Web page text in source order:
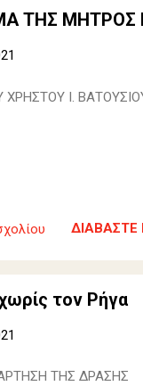
ΤΗΣ ΜΗΤΡΟΣ
ΧΡΗΣΤΟΥ Ι.
ΔΙΑΒΆΣΤΕ
τον Ρήγα
ΤΗΣ ΔΡΑΣΗΣ